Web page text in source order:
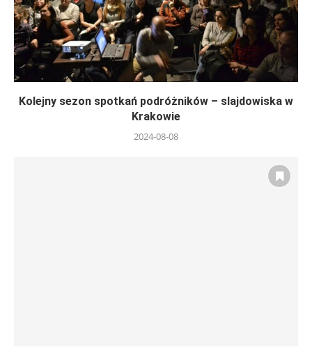
Kolejny sezon spotkań podróżników – slajdowiska w
Krakowie
2024-08-08